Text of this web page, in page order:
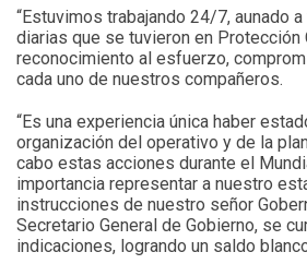
“Estuvimos trabajando 24/7, aunado
diarias que se tuvieron en Protección
reconocimiento al esfuerzo,
cada uno de nuestros compañeros.
“Es una experiencia única haber
organización del operativo y de la
cabo estas acciones durante el
importancia representar a nuestro
instrucciones de nuestro señor
Secretario General de Gobierno, se
indicaciones, logrando un saldo